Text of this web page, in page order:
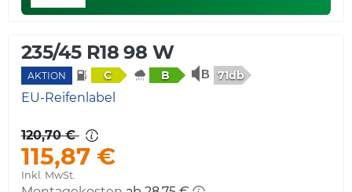
235/45 R18 98 W
AKTION C B 71db
EU-Reifenlabel
120,70 €
115,87 €
Inkl. MwSt.